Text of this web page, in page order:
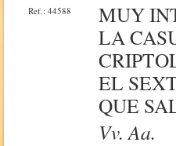
Ref.: 44588
MUY
LA
EL
QUE
Vv. Aa.